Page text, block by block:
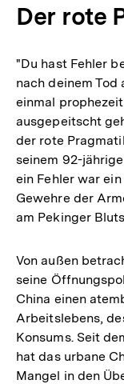
Der rote
"Du hast Fehler
nach deinem
einmal
ausgepeitscht
der rote
seinem 92-
ein Fehler war
Gewehre der
am Pekinger
Von außen
seine
China einen
Arbeitslebens,
Konsums. Seit
hat das urbane
Mangel in den